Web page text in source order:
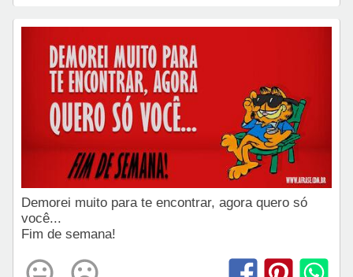
Demorei muito para te encontrar, agora quero só
você...
Fim de semana!